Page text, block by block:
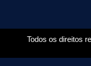
Todos os direitos